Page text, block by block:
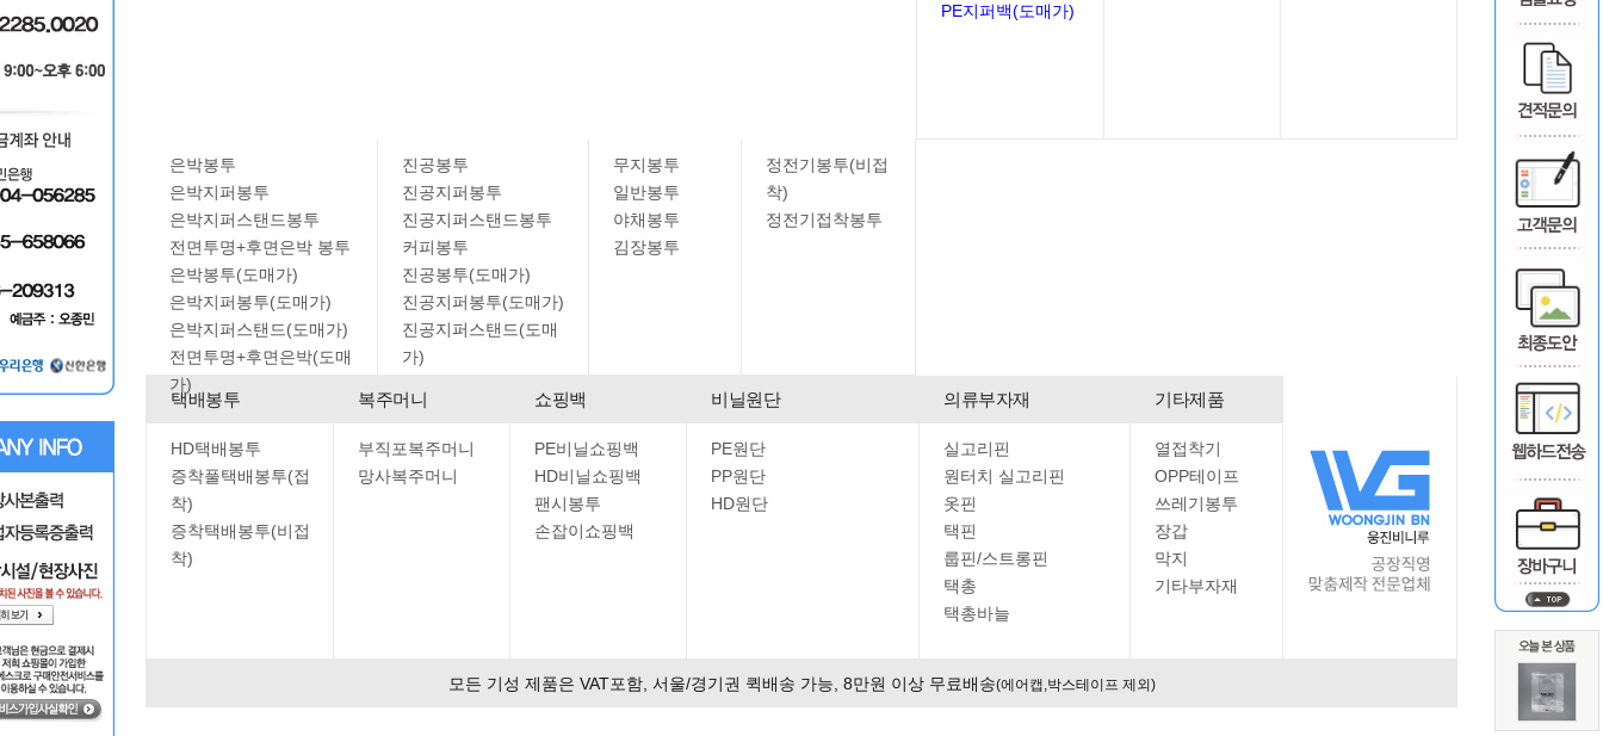
PE지퍼백(도매가)
은박봉투
은박지퍼봉투
은박지퍼스탠드봉투
전면투명+후면은박 봉투
은박봉투(도매가)
은박지퍼봉투(도매가)
은박지퍼스탠드(도매가)
전면투명+후면은박(도매
가)
진공봉투
진공지퍼봉투
진공지퍼스탠드봉투
커피봉투
진공봉투(도매가)
진공지퍼봉투(도매가)
진공지퍼스탠드(도매
가)
무지봉투
일반봉투
야채봉투
김장봉투
정전기봉투(비접
착)
정전기접착봉투
택배봉투 복주머니 쇼핑백 비닐원단 의류부자재 기타제품
HD택배봉투
증착풀택배봉투(접
착)
증착택배봉투(비접
착)
부직포복주머니
망사복주머니
PE비닐쇼핑백
HD비닐쇼핑백
팬시봉투
손잡이쇼핑백
PE원단
PP원단
HD원단
실고리핀
원터치 실고리핀
옷핀
택핀
룹핀/스트롱핀
택총
택총바늘
열접착기
OPP테이프
쓰레기봉투
장갑
막지
기타부자재
모든 기성 제품은 VAT포함, 서울/경기권 퀵배송 가능, 8만원 이상 무료배송(에어캡,박스테이프 제외)